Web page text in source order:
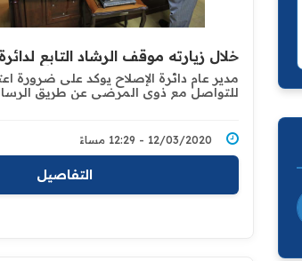
خلال زيارته موقف الرشاد التابع
مدير عام دائرة الإصلاح يوكد على ضرورة
للتواصل مع ذوي المرضى عن طريق
12/03/2020 - 12:29 مساءً
التفاصيل